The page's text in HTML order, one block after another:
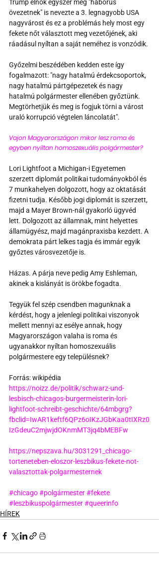
Trump elnök egyszer még "háborús
övezetnek" is nevezte a 3. legnagyobb USA
nagyvárost és ez a problémás hely most egy
fekete nőt választott meg vezetőjének, aki
ráadásul nyíltan a saját neméhez is vonzódik.
Győzelmi beszédében kedden este így
fogalmazott: "nagy hatalmú érdekcsoportok,
nagy hatalmú pártgépezetek és nagy
hatalmú polgármester ellenében győztünk.
Megtörhetjük és meg is fogjuk törni a várost
uraló korrupció végtelen láncolatát".
Vajon Magyarországon mikor lesz roma és
egyben nyíltan homoszexuális polgármester?
Lori Lightfoot a Michigan-i Egyetemen
szerzett diplomát politikai tudományokból és
7 munkahelyen dolgozott, hogy az oktatását
fizetni tudja. Később jogi diplomát is szerzett,
majd a Mayer Brown-nál gyakorló ügyvéd
lett. Dolgozott az államnak, mint helyettes
államügyész, majd magánpraxisba kezdett. A
demokrata párt lelkes tagja és immár egyik
győztes városvezetője is.
Házas. A párja neve pedig Amy Eshleman,
akinek a kislányát is örökbe fogadta.
Tegyük fel szép csendben magunknak a
kérdést, hogy a jelenlegi politikai viszonyok
mellett mennyi az esélye annak, hogy
Magyarországon valaha is roma és
ugyanakkor nyíltan homoszexuális
polgármestere egy településnek?
Forrás: wikipédia
https://noizz.de/politik/schwarz-und-
lesbisch-chicagos-burgermeisterin-lori-
lightfoot-schreibt-geschichte/64mbgrg?
fbclid=IwAR1keftf6QPz6oIKzJGbKaa0tIXRz0
IzGdeuC2mjwjdOKnmMT3jq4bMEBFw
https://nepszava.hu/3031291_chicago-
torteneteben-eloszor-leszbikus-fekete-not-
valasztottak-polgarmesternek
#chicago#polgármester#fekete
#leszbikuspolgármester#queerinfo
HÍREK